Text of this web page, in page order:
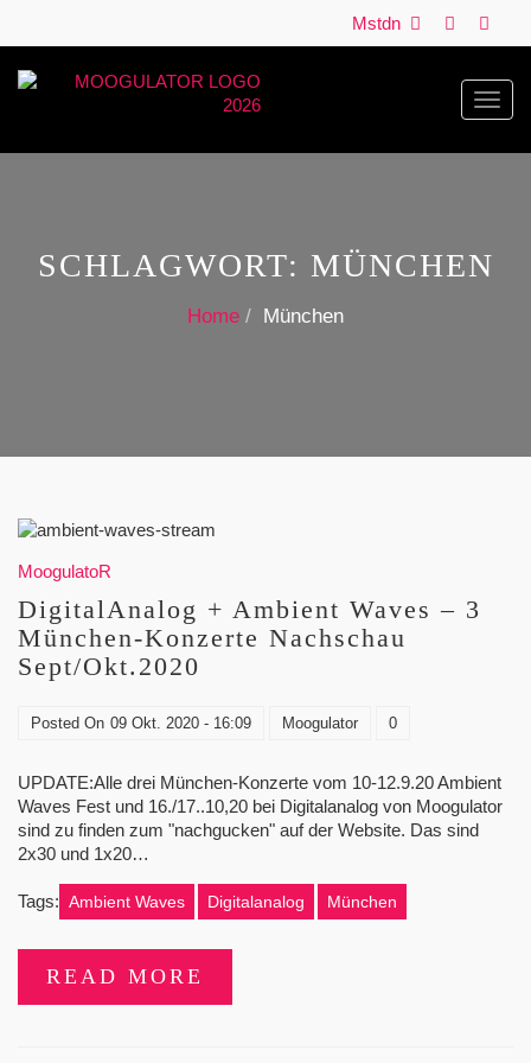
Mstdn
SCHLAGWORT: MÜNCHEN
Home München
MoogulatoR
DigitalAnalog + Ambient Waves – 3
München-Konzerte Nachschau
Sept/Okt.2020
Posted On 09 Okt. 2020 - 16:09 Moogulator 0
UPDATE:Alle drei München-Konzerte vom 10-12.9.20 Ambient
Waves Fest und 16./17..10,20 bei Digitalanalog von Moogulator
sind zu finden zum "nachgucken" auf der Website. Das sind
2x30 und 1x20…
Tags: Ambient Waves Digitalanalog München
READ MORE